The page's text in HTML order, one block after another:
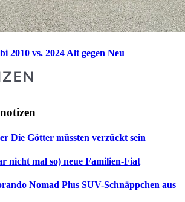
2010 vs. 2024 Alt gegen Neu
Die Götter müssten verzückt sein
nicht mal so) neue Familien-Fiat
Nomad Plus SUV-Schnäppchen aus